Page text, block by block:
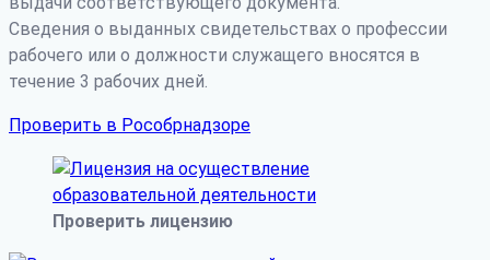
Сведения о выданных свидетельствах о профессии
рабочего или о должности служащего вносятся в
течение 3 рабочих дней.
Проверить в Рособрнадзоре
Проверить лицензию